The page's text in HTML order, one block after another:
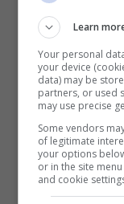
sembrano
Bonolis. Si
conduttore di
Oggi
Parte su
Papi ha
qualche
fuori.
Learn
Your personal
your device
data) may be
partners, or used
may use precise
Some vendors
of legitimate
your options
or in the site
and cookie